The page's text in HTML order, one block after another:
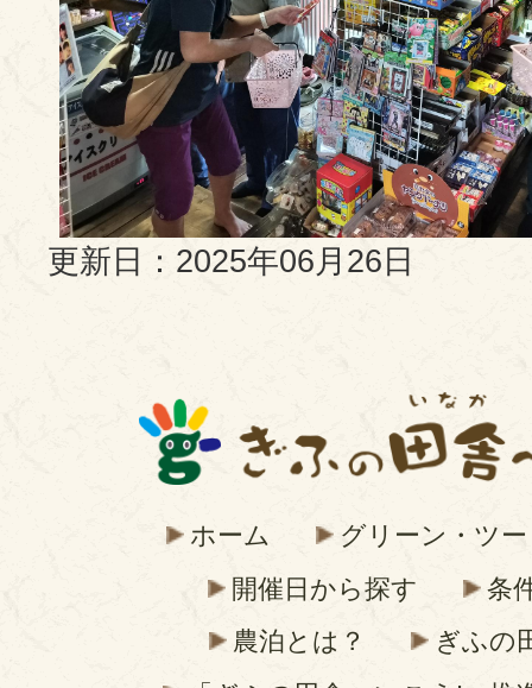
更新日：2025年06月26日
ホーム
グリーン・ツ
開催日から探す
条
農泊とは？
ぎふの